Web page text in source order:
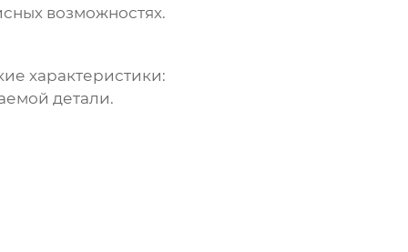
возможностях.
характеристики:
детали.